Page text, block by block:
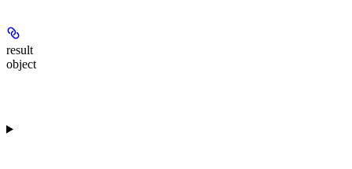
result
object